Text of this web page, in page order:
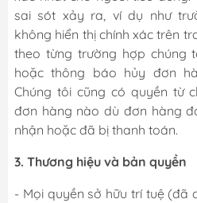
sai sót xảy ra, ví dụ như
không hiển thị chính xác trên
theo từng trường hợp chúng
hoặc thông báo hủy đơn
Chúng tôi cũng có quyền từ
đơn hàng nào dù đơn hàng
nhận hoặc đã bị thanh toán.
3. Thương hiệu và bản quyền
- Mọi quyền sở hữu trí tuệ (đã